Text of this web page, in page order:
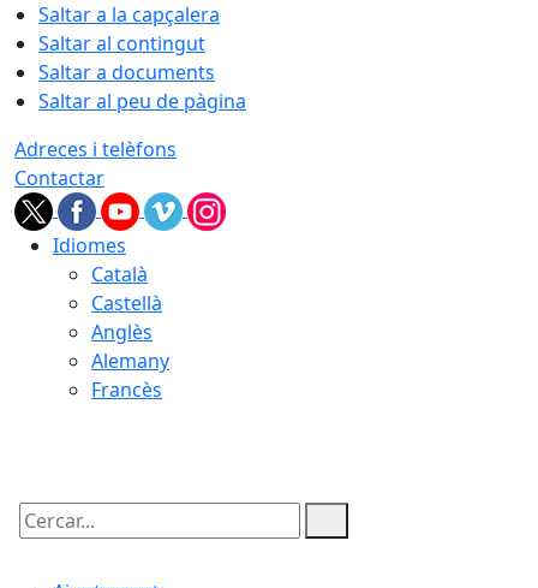
Saltar a la capçalera
Saltar al contingut
Saltar a documents
Saltar al peu de pàgina
Adreces i telèfons
Contactar
Idiomes
Català
Castellà
Anglès
Alemany
Francès
Cercar: